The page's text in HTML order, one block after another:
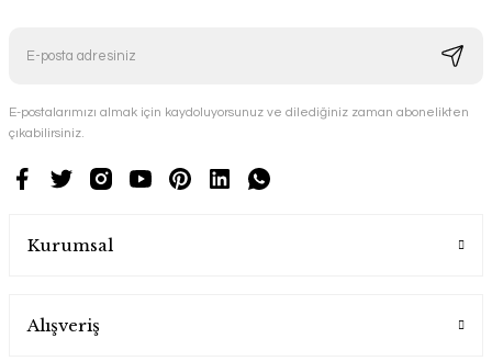
YENİ ÜRÜN
keyf Garden
29.900,00 TL
E-postalarımızı almak için kaydoluyorsunuz ve dilediğiniz zaman abonelikten
çıkabilirsiniz.
Kurumsal
Alışveriş